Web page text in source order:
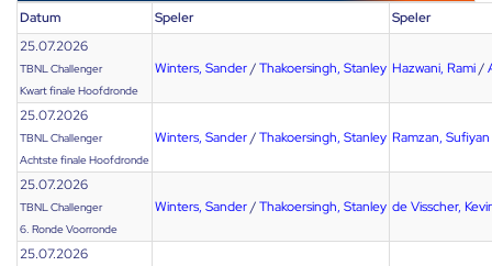
Datum Speler
Speler
25.07.2026
TBNL Challenger
Kwart finale Hoofdronde
Winters, Sander/Thakoersingh, Stanley Hazwani, Rami/
25.07.2026
TBNL Challenger
Achtste finale Hoofdronde
Winters, Sander/Thakoersingh, Stanley Ramzan, Sufiyan
25.07.2026
TBNL Challenger
6. Ronde Voorronde
Winters, Sander/Thakoersingh, Stanley de Visscher,
25.07.2026